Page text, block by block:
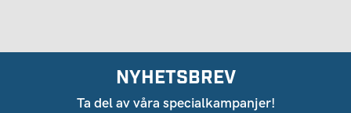
NYHETSBREV
Ta del av våra specialkampanjer!